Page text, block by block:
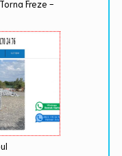
Freze -